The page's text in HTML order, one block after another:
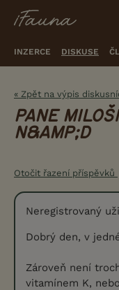
INZERCE DISKUSE
« Zpět na výpis
PANE
N&AMP;D
Otočit řazení příspěvků
Neregistrovaný
Dobrý den, v
Zároveň není
vitamínem K,